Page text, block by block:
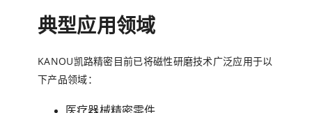
典型应用领域
KANOU凯路精密目前已将磁性研磨技术广泛应用于以
下产品领域：
医疗器械精密零件